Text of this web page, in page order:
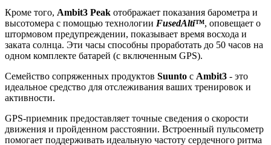
Кроме того, Ambit3 Peak отображает показания барометра и
высотомера с помощью технологии FusedAlti™, оповещает о
штормовом предупреждении, показывает время восхода и
заката солнца. Эти часы способны проработать до 50 часов на
одном комплекте батарей (с включенным GPS).
Семейство сопряженных продуктов Suunto с Ambit3 - это
идеальное средство для отслеживания ваших тренировок и
активности.
GPS-приемник предоставляет точные сведения о скорости
движения и пройденном расстоянии. Встроенный пульсометр
помогает поддерживать идеальную частоту сердечного ритма